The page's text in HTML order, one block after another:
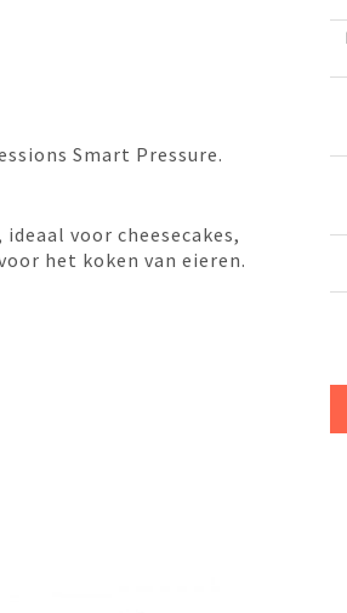
Smart Pressure.
voor cheesecakes,
het koken van eieren.